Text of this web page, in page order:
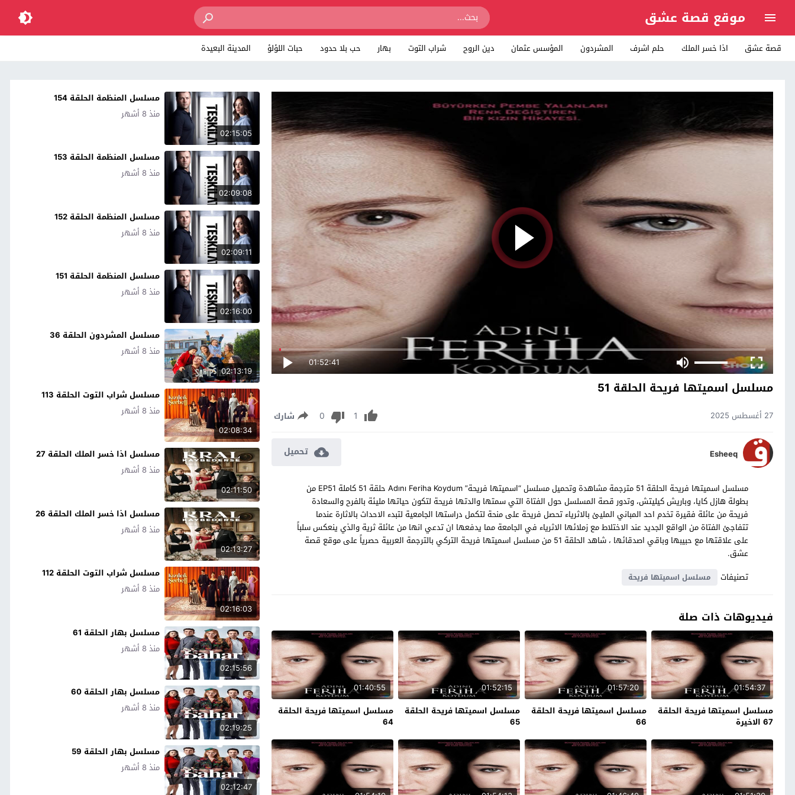
موقع قصة عشق
قصة عشق اذا خسر الملك حلم اشرف المشردون المؤسس عثمان دين الروح شراب التوت بهار حب بلا حدود حبات اللؤلؤ المدينة البعيدة
01:52:41
مسلسل اسميتها فريحة الحلقة 51
27 أغسطس 2025 1
0 شارك
Esheeq تحميل
مسلسل اسميتها فريحة الحلقة 51 مترجمة مشاهدة وتحميل مسلسل “اسميتها فريحة” Adını Feriha Koydum حلقة 51 كاملة EP51 من
بطولة هازل كايا، وباريش كيليتش، وتدور قصة المسلسل حول الفتاة التي سمتها والدتها فريحة لتكون حياتها مليئة بالفرح والسعادة
فريحة من عائلة فقيرة تخدم احد المباني المليئ بالاثرياء تحصل فريحة على منحة لتكمل دراستها الجامعية لتبدء الاحداث بالاثارة عندما
تتفاجئ الفتاة من الواقع الجديد عند الاختلاط مع زملائها الاثرياء في الجامعة مما يدفعها ان تدعي انها من عائلة ثرية والذي ينعكس سلباً
على علاقتها مع حبيبها وباقي اصدقائها ، شاهد الحلقة 51 من مسلسل اسميتها فريحة التركي بالترجمة العربية حصرياً على موقع قصة
عشق.
تصنيفات
مسلسل اسميتها فريحة
فيديوهات ذات صلة
01:54:37
مسلسل اسميتها فريحة الحلقة
67 الاخيرة
01:57:20
مسلسل اسميتها فريحة الحلقة
66
01:52:15
مسلسل اسميتها فريحة الحلقة
65
01:40:55
مسلسل اسميتها فريحة الحلقة
64
02:15:05
مسلسل المنظمة الحلقة 154
منذ 8 أشهر
02:09:08
مسلسل المنظمة الحلقة 153
منذ 8 أشهر
02:09:11
مسلسل المنظمة الحلقة 152
منذ 8 أشهر
02:16:00
مسلسل المنظمة الحلقة 151
منذ 8 أشهر
02:13:19
مسلسل المشردون الحلقة 36
منذ 8 أشهر
02:08:34
مسلسل شراب التوت الحلقة 113
منذ 8 أشهر
02:11:50
مسلسل اذا خسر الملك الحلقة 27
منذ 8 أشهر
02:13:27
مسلسل اذا خسر الملك الحلقة 26
منذ 8 أشهر
02:16:03
مسلسل شراب التوت الحلقة 112
منذ 8 أشهر
02:15:56
مسلسل بهار الحلقة 61
منذ 8 أشهر
02:19:25
مسلسل بهار الحلقة 60
منذ 8 أشهر
02:12:47
مسلسل بهار الحلقة 59
منذ 8 أشهر